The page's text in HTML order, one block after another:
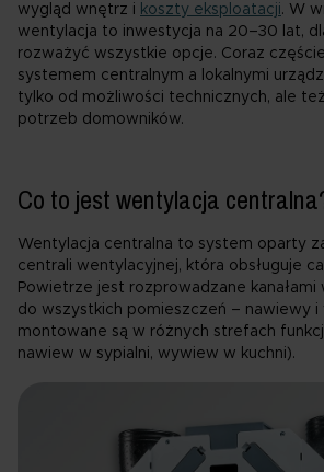
wygląd wnętrz i koszty eksploatacji. W
wentylacja to inwestycja na 20–30 lat,
rozważyć wszystkie opcje. Coraz
systemem centralnym a lokalnymi
tylko od możliwości technicznych, ale
potrzeb domowników.
Co to jest wentylacja
Wentylacja centralna to system oparty
centrali wentylacyjnej, która obsługuje
Powietrze jest rozprowadzane kanałami
do wszystkich pomieszczeń – nawiewy
montowane są w różnych strefach
nawiew w sypialni, wywiew w kuchni).